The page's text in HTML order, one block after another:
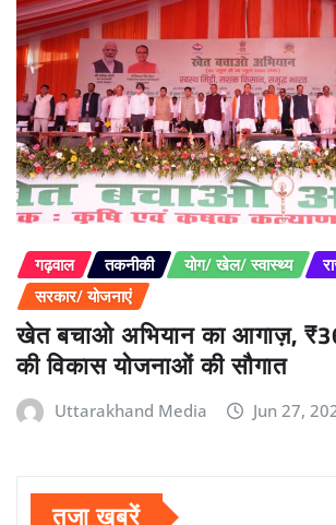
गढ़वाल तकनीकी योग/ खेल/ स्वास्थ्य
सरकार/ योजनाएं
खेत बचाओ अभियान का आगाज़,
की विकास योजनाओं की सौगात
Uttarakhand Media Jun 27,